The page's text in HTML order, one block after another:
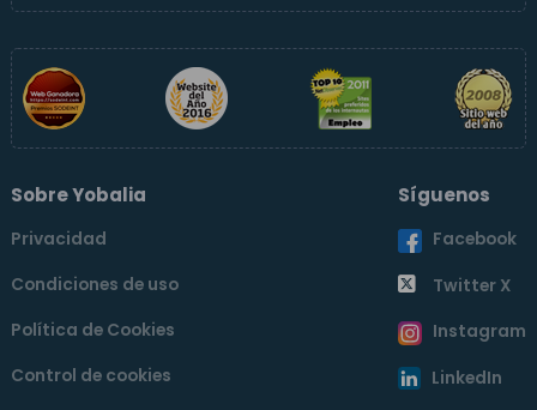
Sobre Yobalia
Privacidad
Condiciones de uso
Política de Cookies
Control de cookies
Síguenos
Facebook
Twitter X
Instagram
LinkedIn